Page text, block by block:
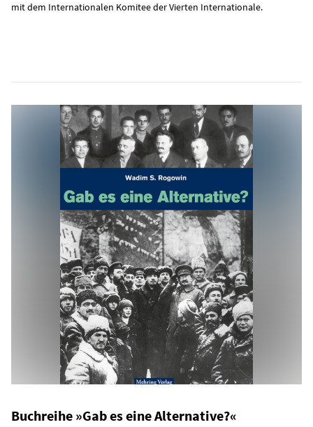
mit dem Internationalen Komitee der Vierten Internationale.
Buchreihe »Gab es eine Alternative?«